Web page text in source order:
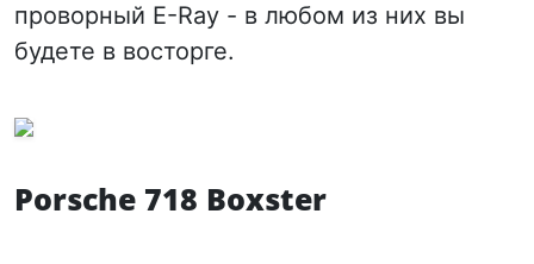
проворный E-Ray - в любом из них вы
будете в восторге.
Porsche 718 Boxster